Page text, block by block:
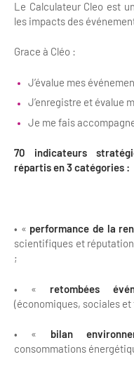
Bilan des actions de
Besoins et attentes des
Améliorer la qualité
Labels, Certifications et
Tourisme & Handicap
Se former et s'informer à
Comment se rendre
Annuaire accessibilité
Golfs
City Tours
Logistique
Agences Réceptives et
Guides et interprètes
Destination
Magazine Paris Region
Inscription à la newsletter
Le Calculateur Cleo est
les impacts des
Grace à Cléo :
J’évalue mes
J’enregistre et évalue
Je me fais
70 indicateurs
répartis en 3 catégories :
• « performance de la
scientifiques et
;
• « retombées
(économiques, sociales
• « bilan
consommations